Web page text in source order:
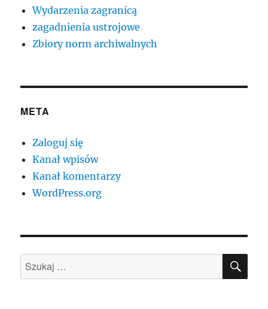
Wydarzenia zagranicą
zagadnienia ustrojowe
Zbiory norm archiwalnych
META
Zaloguj się
Kanał wpisów
Kanał komentarzy
WordPress.org
Szukaj: